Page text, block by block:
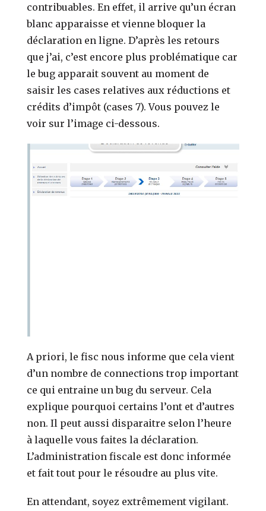
contribuables. En effet, il arrive qu’un écran
blanc apparaisse et vienne bloquer la
déclaration en ligne. D’après les retours
que j’ai, c’est encore plus problématique car
le bug apparait souvent au moment de
saisir les cases relatives aux réductions et
crédits d’impôt (cases 7). Vous pouvez le
voir sur l’image ci-dessous.
A priori, le fisc nous informe que cela vient
d’un nombre de connections trop important
ce qui entraine un bug du serveur. Cela
explique pourquoi certains l’ont et d’autres
non. Il peut aussi disparaitre selon l’heure
à laquelle vous faites la déclaration.
L’administration fiscale est donc informée
et fait tout pour le résoudre au plus vite.
En attendant, soyez extrêmement vigilant.